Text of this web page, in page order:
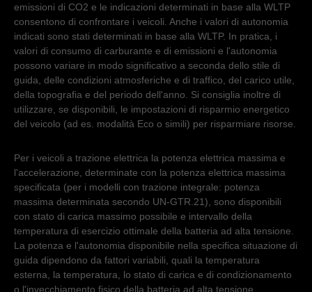
emissioni di CO2 e le indicazioni determinati in base alla WLTP
consentono di confrontare i veicoli. Anche i valori di autonomia
indicati sono stati determinati in base alla WLTP. In pratica, i
valori di consumo di carburante e di emissioni e l'autonomia
possono variare in modo significativo a seconda dello stile di
guida, delle condizioni atmosferiche e di traffico, del carico utile,
della topografia e del periodo dell'anno. Si consiglia inoltre di
utilizzare, se disponibili, le impostazioni di risparmio energetico
del veicolo (ad es. modalità Eco o simili) per risparmiare risorse.
Per i veicoli a trazione elettrica la potenza elettrica massima e
l'accelerazione, determinate con la potenza elettrica massima
specificata (per i modelli con trazione integrale: potenza
massima determinata secondo UN-GTR.21), sono disponibili
con stato di carica massimo possibile e intervallo della
temperatura di esercizio ottimale della batteria ad alta tensione.
La potenza e l'autonomia disponibile nella specifica situazione di
guida dipendono da fattori variabili, quali la temperatura
esterna, la temperatura, lo stato di carica e di condizionamento
o l'invecchiamento fisico della batteria ad alta tensione.